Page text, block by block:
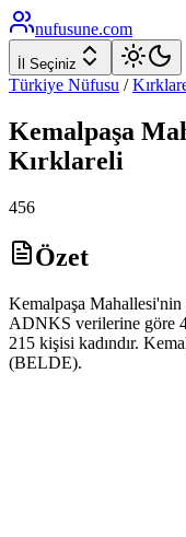
nufusune.com
İl Seçiniz
Türkiye Nüfusu /
Kemalpaşa
Kırklareli
456
Özet
Kemalpaşa
ADNKS verilerine göre
215 kişisi kadındır.
(BELDE).